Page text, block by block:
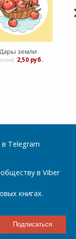
Дары земли
2,50 руб.
Telegram
в Viber
книгах.